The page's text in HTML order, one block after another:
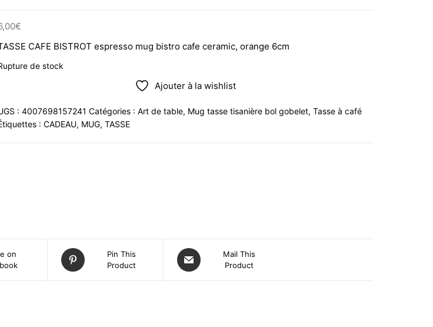
€
CAFE BISTROT espresso mug bistro cafe ceramic, orange 6cm
de stock
Ajouter à la wishlist
: 4007698157241 Catégories : Art de table, Mug tasse tisanière bol gobelet, Tasse à café
: CADEAU, MUG, TASSE
on
Pin This
Product
Mail This
Product